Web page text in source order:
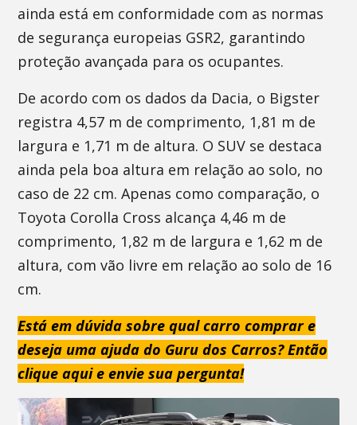
ainda está em conformidade com as normas
de segurança europeias GSR2, garantindo
proteção avançada para os ocupantes.
De acordo com os dados da Dacia, o Bigster
registra 4,57 m de comprimento, 1,81 m de
largura e 1,71 m de altura. O SUV se destaca
ainda pela boa altura em relação ao solo, no
caso de 22 cm. Apenas como comparação, o
Toyota Corolla Cross alcança 4,46 m de
comprimento, 1,82 m de largura e 1,62 m de
altura, com vão livre em relação ao solo de 16
cm.
Está em dúvida sobre qual carro comprar e
deseja uma ajuda do Guru dos Carros? Então
clique aqui e envie sua pergunta!